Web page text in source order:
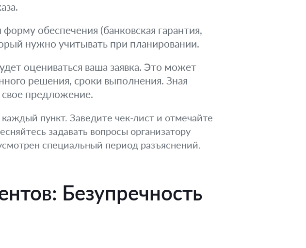
обеспечения (банковская гарантия,
нужно учитывать при планировании.
оцениваться ваша заявка. Это может
решения, сроки выполнения. Зная
предложение.
пункт. Заведите чек-лист и отмечайте
задавать вопросы организатору
специальный период разъяснений.
Безупречность